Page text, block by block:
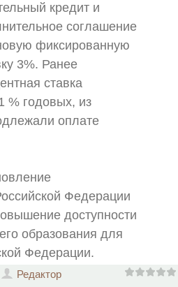
кредит и
соглашение
фиксированную
3%. Ранее
ставка
% годовых, из
оплате
Федерации
доступности
образования для
Федерации.
Редактор